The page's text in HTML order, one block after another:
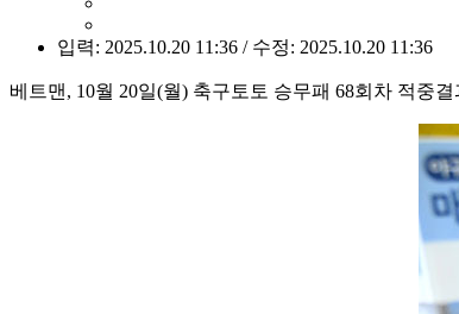
입력: 2025.10.20 11:36 / 수정: 2025.10.20 11:36
베트맨, 10월 20일(월) 축구토토 승무패 68회차 적중